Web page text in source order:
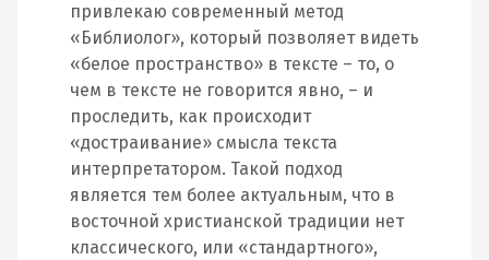
привлекаю современный метод
«Библиолог», который позволяет видеть
«белое пространство» в тексте – то, о
чем в тексте не говорится явно, – и
проследить, как происходит
«достраивание» смысла текста
интерпретатором. Такой подход
является тем более актуальным, что в
восточной христианской традиции нет
классического, или «стандартного»,